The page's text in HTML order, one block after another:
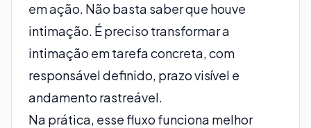
em ação. Não basta saber que houve
intimação. É preciso transformar a
intimação em tarefa concreta, com
responsável definido, prazo visível e
andamento rastreável.
Na prática, esse fluxo funciona melhor